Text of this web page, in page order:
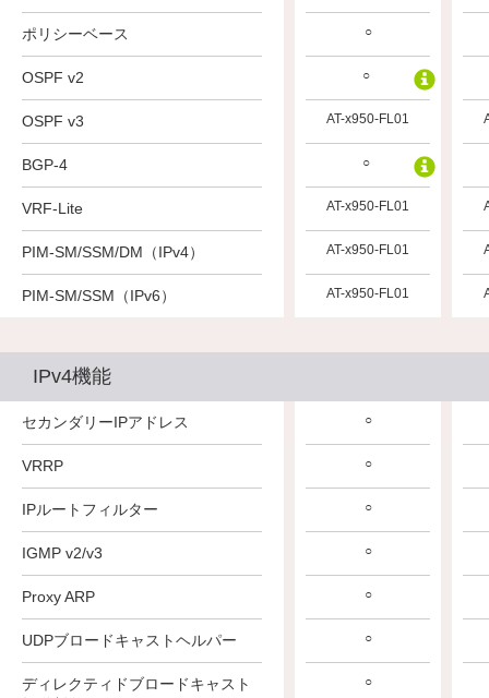
ポリシーベース
OSPF v2
OSPF v3
BGP-4
VRF-Lite
PIM-SM/SSM/DM（IPv4）
PIM-SM/SSM（IPv6）
○
○
AT-x950-FL01
○
AT-x950-FL01
AT-x950-FL01
AT-x950-FL01
IPv4機能
セカンダリーIPアドレス
VRRP
IPルートフィルター
IGMP v2/v3
Proxy ARP
UDPブロードキャストヘルパー
ディレクティドブロードキャスト
○
○
○
○
○
○
○